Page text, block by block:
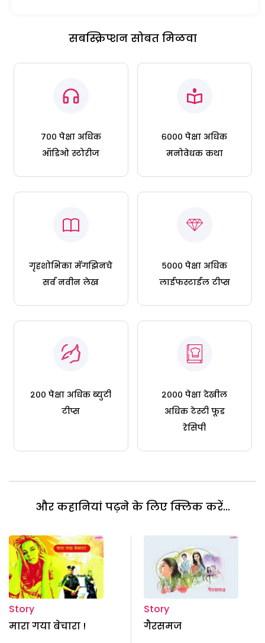
सबस्क्रिप्शन सोबत मिळवा
७०० पेक्षा अधिक
ऑडिओ स्टोरीज
६००० पेक्षा अधिक
मनोवेधक कथा
गृहशोभिका मॅगझिनचे
सर्व नवीन लेख
५००० पेक्षा अधिक
लाईफस्टाईल टीप्स
२०० पेक्षा अधिक ब्युटी
टीप्स
२००० पेक्षा देखील
अधिक टेस्टी फूड
रेसिपी
और कहानियां पढ़ने के लिए क्लिक करें...
Story
मारा गया बेचारा !
Story
गैरसमज